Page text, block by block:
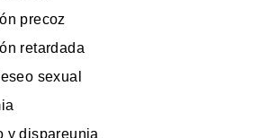
precoz
retardada
sexual
y dispareunia